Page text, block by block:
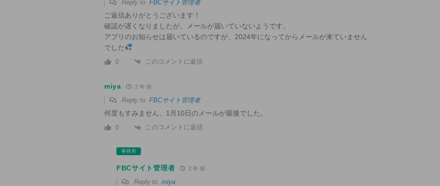
Reply to FBCサイト管理者
ご返信ありがとうございます！
確認が遅くなりましたが、メールが届いていないようです。
アプリのお知らせは届いているのですが、2024年になってからメールが来ていません
でした
0 このコメントに返信
miya 2 年 前
Reply to FBCサイト管理者
何度もすみません、1月10日のメールが最後でした。
0 このコメントに返信
事務局
FBCサイト管理者 2 年 前
Reply to miya